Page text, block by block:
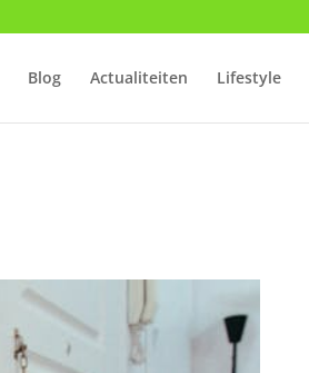
Blog Actualiteiten Lifestyle